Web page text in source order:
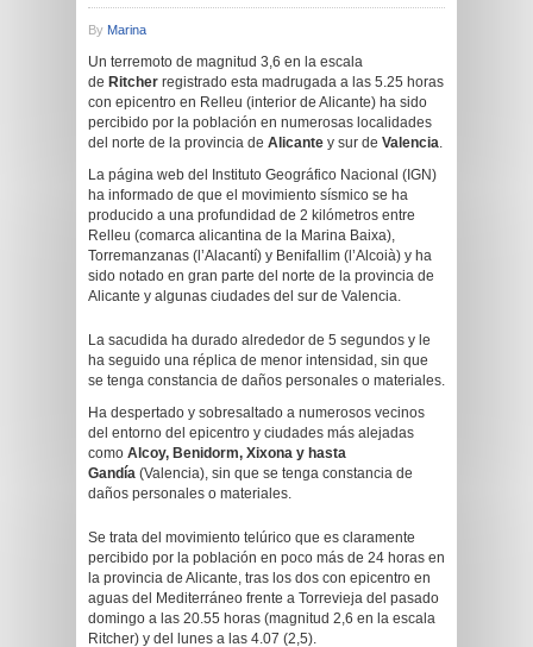
By Marina
Un terremoto de magnitud 3,6 en la escala
de Ritcher registrado esta madrugada a las 5.25 horas
con epicentro en Relleu (interior de Alicante) ha sido
percibido por la población en numerosas localidades
del norte de la provincia de Alicante y sur de Valencia.
La página web del Instituto Geográfico Nacional (IGN)
ha informado de que el movimiento sísmico se ha
producido a una profundidad de 2 kilómetros entre
Relleu (comarca alicantina de la Marina Baixa),
Torremanzanas (l’Alacantí) y Benifallim (l’Alcoià) y ha
sido notado en gran parte del norte de la provincia de
Alicante y algunas ciudades del sur de Valencia.
La sacudida ha durado alrededor de 5 segundos y le
ha seguido una réplica de menor intensidad, sin que
se tenga constancia de daños personales o materiales.
Ha despertado y sobresaltado a numerosos vecinos
del entorno del epicentro y ciudades más alejadas
como Alcoy, Benidorm, Xixona y hasta
Gandía (Valencia), sin que se tenga constancia de
daños personales o materiales.
Se trata del movimiento telúrico que es claramente
percibido por la población en poco más de 24 horas en
la provincia de Alicante, tras los dos con epicentro en
aguas del Mediterráneo frente a Torrevieja del pasado
domingo a las 20.55 horas (magnitud 2,6 en la escala
Ritcher) y del lunes a las 4.07 (2,5).